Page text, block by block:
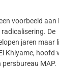
voorbeeld
De
jaren maar
Khiyame, hoofd
MAP.